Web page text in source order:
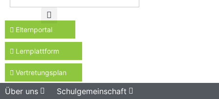
Elternportal
Lernplattform
Vertretungsplan
Über uns
Schulgemeinschaft